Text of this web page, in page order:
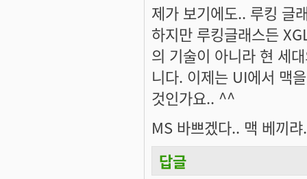
제가 보기에도.. 루킹 글
하지만 루킹글래스든
의 기술이 아니라 현 세
니다. 이제는 UI에서 맥
것인가요.. ^^
MS 바쁘겠다.. 맥 베끼
답글